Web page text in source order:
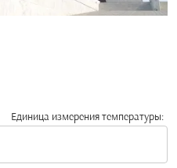
Единица измерения температуры: